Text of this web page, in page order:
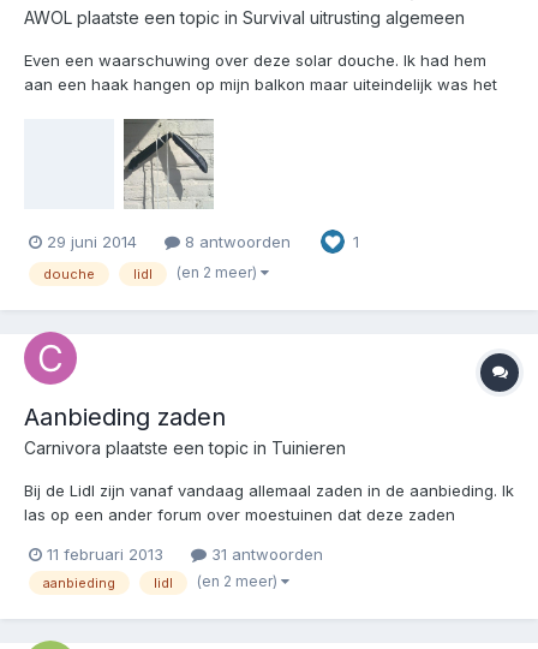
AWOL plaatste een topic in Survival uitrusting algemeen
Even een waarschuwing over deze solar douche. Ik had hem
aan een haak hangen op mijn balkon maar uiteindelijk was het
buis waaraan de zak hangt is geknikt, vervolgens zijn er rare
krachten op de zak gekomen en is, toen het materiaal zachter...
29 juni 2014 8 antwoorden 1
douche lidl (en 2 meer)
Aanbieding zaden
Carnivora plaatste een topic in Tuinieren
Bij de Lidl zijn vanaf vandaag allemaal zaden in de aanbieding. Ik
las op een ander forum over moestuinen dat deze zaden
kwalitatief goed. Ik heb vanochtend goed ingeslagen en veel zijn
houdbaar tot 2014 en 2015. http://www.lidl.nl/cps/r...
11 februari 2013 31 antwoorden
aanbieding lidl (en 2 meer)